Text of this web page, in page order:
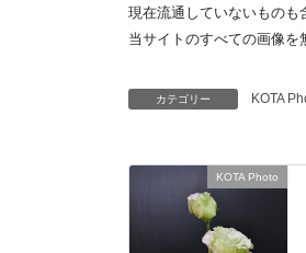
現在流通していないものも
当サイトのすべての画像を
カテゴリー KOTA
KOTA Photo